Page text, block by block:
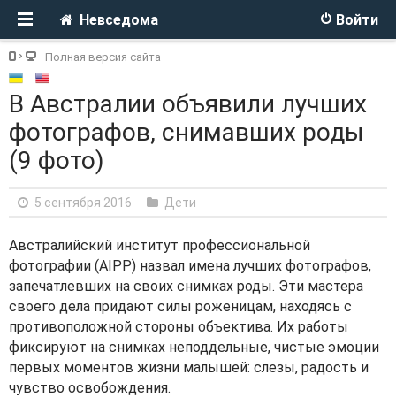
Войти
Невседома
Полная версия сайта
В Австралии объявили лучших
фотографов, снимавших роды
(9 фото)
5 сентября 2016 Дети
Австралийский институт профессиональной
фотографии (AIPP) назвал имена лучших фотографов,
запечатлевших на своих снимках роды. Эти мастера
своего дела придают силы роженицам, находясь с
противоположной стороны объектива. Их работы
фиксируют на снимках неподдельные, чистые эмоции
первых моментов жизни малышей: слезы, радость и
чувство освобождения.